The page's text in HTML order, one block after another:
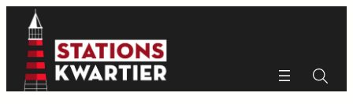
naar
inhoud